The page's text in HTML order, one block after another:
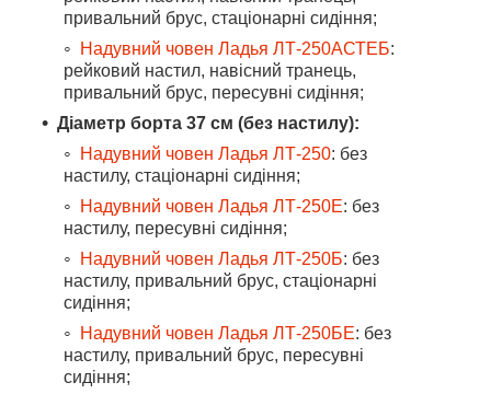
привальний брус, стаціонарні сидіння;
Надувний човен Ладья ЛТ-250АСТЕБ:
рейковий настил, навісний транець,
привальний брус, пересувні сидіння;
Діаметр борта 37 см (без настилу):
Надувний човен Ладья ЛТ-250: без
настилу, стаціонарні сидіння;
Надувний човен Ладья ЛТ-250Е: без
настилу, пересувні сидіння;
Надувний човен Ладья ЛТ-250Б: без
настилу, привальний брус, стаціонарні
сидіння;
Надувний човен Ладья ЛТ-250БЕ: без
настилу, привальний брус, пересувні
сидіння;